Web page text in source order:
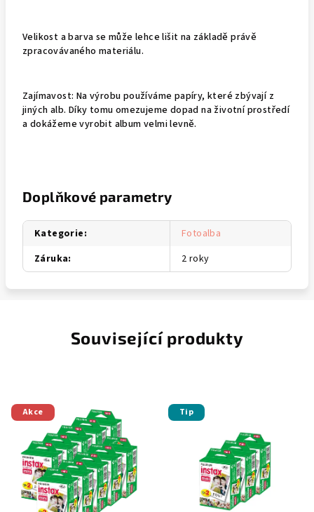
Velikost a barva se může lehce lišit na základě právě
zpracovávaného materiálu.
Zajímavost: Na výrobu používáme papíry, které zbývají z
jiných alb. Díky tomu omezujeme dopad na životní prostředí
a dokážeme vyrobit album velmi levně.
Doplňkové parametry
Kategorie:
Fotoalba
Záruka: 2 roky
Související produkty
Akce Tip